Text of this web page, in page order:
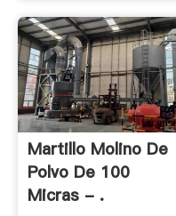
Martillo Molino De
Polvo De 100
Micras - .